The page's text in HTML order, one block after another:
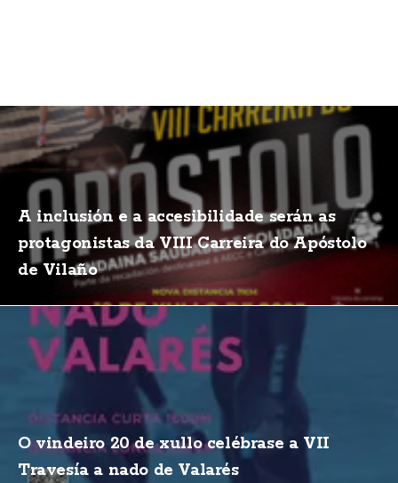
A inclusión e a accesibilidade serán as
protagonistas da VIII Carreira do Apóstolo
de Vilaño
O vindeiro 20 de xullo celébrase a VII
Travesía a nado de Valarés